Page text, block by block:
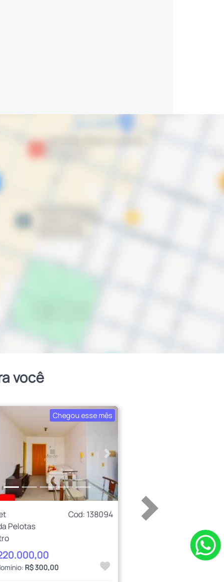
você
Chegou esse mês
Próximo
Cod: 138094
Pelotas
R$ 300,00